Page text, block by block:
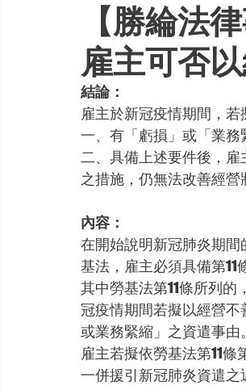
【勝綸法
雇主可否
結論：
雇主於新冠疫情期間，
一、有「虧損」或「業
二、具備上述要件後，
之措施，仍無法改善經
內容：
在開始說明新冠肺炎期
基法，雇主必須具備第
其中勞基法第11條所列
冠疫情期間若擬以經營
或業務緊縮」之資遣事由。
雇主若擬依勞基法第11
一併援引新冠肺炎資遣